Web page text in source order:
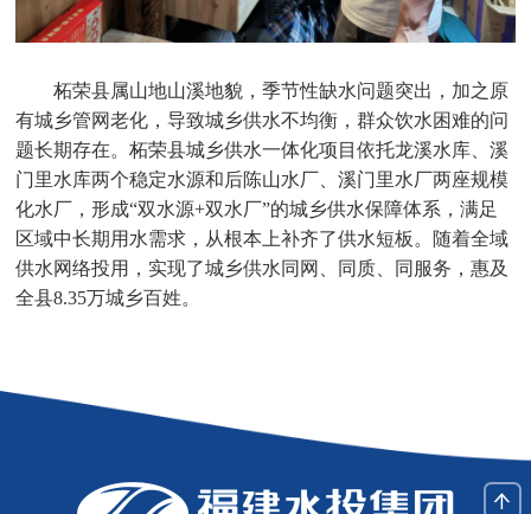
柘荣县属山地山溪地貌，季节性缺水问题突出，加之原
有城乡管网老化，导致城乡供水不均衡，群众饮水困难的问
题长期存在。柘荣县城乡供水一体化项目依托龙溪水库、溪
门里水库两个稳定水源和后陈山水厂、溪门里水厂两座规模
化水厂，形成“双水源+双水厂”的城乡供水保障体系，满足
区域中长期用水需求，从根本上补齐了供水短板。随着全域
供水网络投用，实现了城乡供水同网、同质、同服务，惠及
全县8.35万城乡百姓。